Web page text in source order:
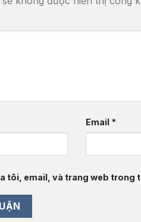
Email *
tôi, email, và trang web trong